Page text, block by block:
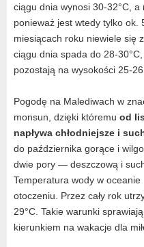
ciągu dnia wynosi 30-32°C, a
ponieważ jest wtedy tylko ok.
miesiącach roku niewiele się
ciągu dnia spada do 28-
pozostają na wysokości 25-
Pogodę na Malediwach w
monsun, dzięki któremu od
napływa chłodniejsze i
do października gorące i
dwie pory — deszczową i
Temperatura wody w
otoczeniu. Przez cały rok
29°C. Takie warunki
kierunkiem na wakacje dla